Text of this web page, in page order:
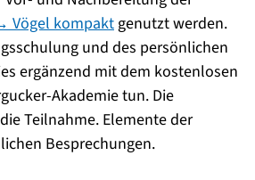
Vögel kompaktgenutzt werden.
und des persönlichen
ergänzend mit dem kostenlosen
Akademie tun. Die
Teilnahme. Elemente der
Besprechungen.